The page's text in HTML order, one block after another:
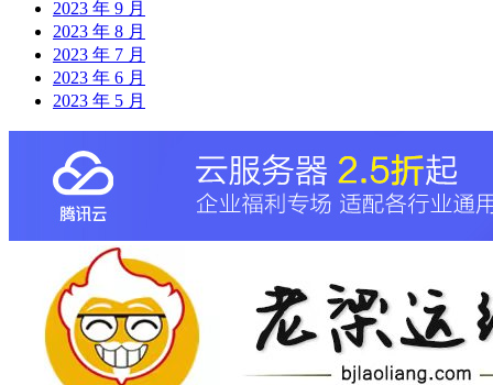
2023 年 9 月
2023 年 8 月
2023 年 7 月
2023 年 6 月
2023 年 5 月